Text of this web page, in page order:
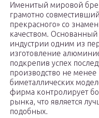
Именитый мировой
грамотно
прекрасного» со
качеством. Основанный
индустрии одним из
изготовление
подкрепив успех
производство не менее
биметаллических
фирма контролирует
рынка, что является
подобных.